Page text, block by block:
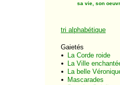
sa vie, son
tri alphabétique
Gaietés
La Corde roide
La Ville
La belle
Mascarades